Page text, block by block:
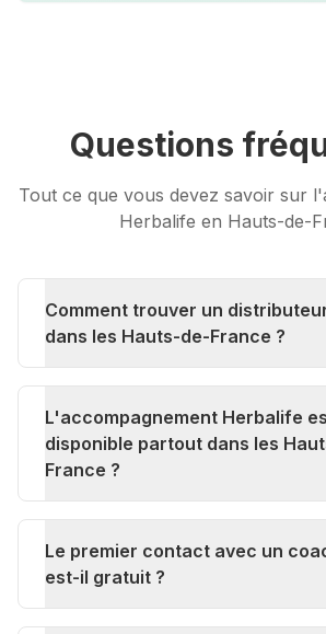
Questions
Tout ce que vous devez savoir sur
Herbalife en Hauts-de-
Comment trouver un
dans les Hauts-de-France ?
L'accompagnement Herbalife
disponible partout dans les
France ?
Le premier contact avec un
est-il gratuit ?